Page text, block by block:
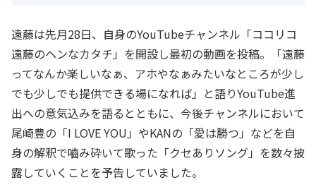
遠藤は先月28日、自身のYouTubeチャンネル「ココリコ
遠藤のヘンなカタチ」を開設し最初の動画を投稿。「遠藤
ってなんか楽しいなぁ、アホやなぁみたいなところが少し
でも少しでも提供できる場になれば」と語りYouTube進
出への意気込みを語るとともに、今後チャンネルにおいて
尾崎豊の「I LOVE YOU」やKANの「愛は勝つ」などを自
身の解釈で嚙み砕いて歌った「クセありソング」を数々披
露していくことを予告していました。